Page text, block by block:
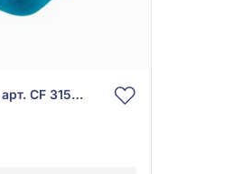
Футляр для підвісу, арт. CF 3155и